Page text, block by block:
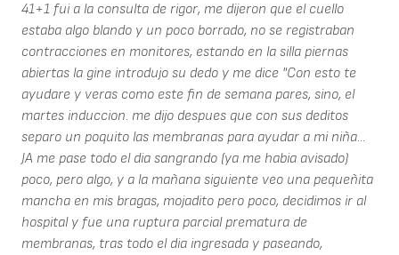
41+1 fui a la consulta de rigor, me dijeron que el cuello
estaba algo blando y un poco borrado, no se registraban
contracciones en monitores, estando en la silla piernas
abiertas la gine introdujo su dedo y me dice "Con esto te
ayudare y veras como este fin de semana pares, sino, el
martes induccion. me dijo despues que con sus deditos
separo un poquito las membranas para ayudar a mi niña...
JA me pase todo el dia sangrando (ya me habia avisado)
poco, pero algo, y a la mañana siguiente veo una pequeñita
mancha en mis bragas, mojadito pero poco, decidimos ir al
hospital y fue una ruptura parcial prematura de
membranas, tras todo el dia ingresada y paseando,